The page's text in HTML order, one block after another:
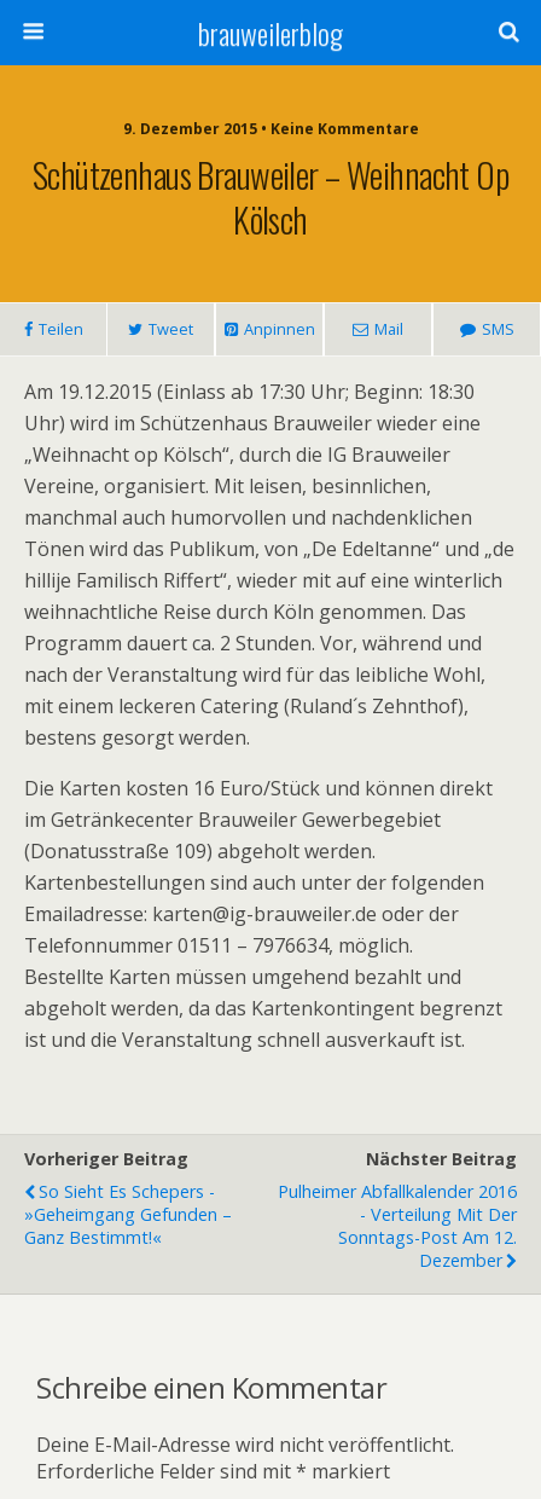
brauweilerblog
9. Dezember 2015 • Keine Kommentare
Schützenhaus Brauweiler – Weihnacht Op
Kölsch
Teilen Tweet Anpinnen Mail SMS
Am 19.12.2015 (Einlass ab 17:30 Uhr; Beginn: 18:30
Uhr) wird im Schützenhaus Brauweiler wieder eine
„Weihnacht op Kölsch“, durch die IG Brauweiler
Vereine, organisiert. Mit leisen, besinnlichen,
manchmal auch humorvollen und nachdenklichen
Tönen wird das Publikum, von „De Edeltanne“ und „de
hillije Familisch Riffert“, wieder mit auf eine winterlich
weihnachtliche Reise durch Köln genommen. Das
Programm dauert ca. 2 Stunden. Vor, während und
nach der Veranstaltung wird für das leibliche Wohl,
mit einem leckeren Catering (Ruland´s Zehnthof),
bestens gesorgt werden.
Die Karten kosten 16 Euro/Stück und können direkt
im Getränkecenter Brauweiler Gewerbegebiet
(Donatusstraße 109) abgeholt werden.
Kartenbestellungen sind auch unter der folgenden
Emailadresse: karten@ig-brauweiler.de oder der
Telefonnummer 01511 – 7976634, möglich.
Bestellte Karten müssen umgehend bezahlt und
abgeholt werden, da das Kartenkontingent begrenzt
ist und die Veranstaltung schnell ausverkauft ist.
Vorheriger Beitrag
So Sieht Es Schepers -
»Geheimgang Gefunden –
Ganz Bestimmt!«
Nächster Beitrag
Pulheimer Abfallkalender 2016
- Verteilung Mit Der
Sonntags-Post Am 12.
Dezember
Schreibe einen Kommentar
Deine E-Mail-Adresse wird nicht veröffentlicht.
Erforderliche Felder sind mit* markiert